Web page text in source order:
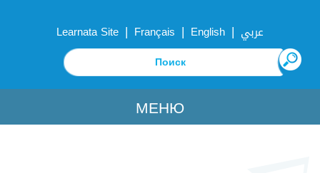
Learnata Site | Français | English | عربي
МЕНЮ